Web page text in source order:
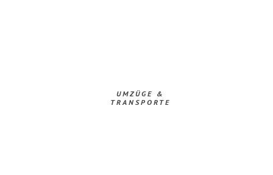
UMZÜGE &
TRANSPORTE